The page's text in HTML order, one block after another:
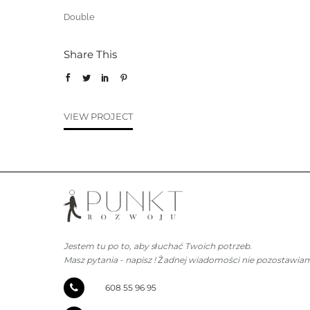
Double
Share This
VIEW PROJECT
Jestem tu po to, aby słuchać Twoich potrzeb.
Masz pytania - napisz ! Żadnej wiadomości nie
608 55 96 95